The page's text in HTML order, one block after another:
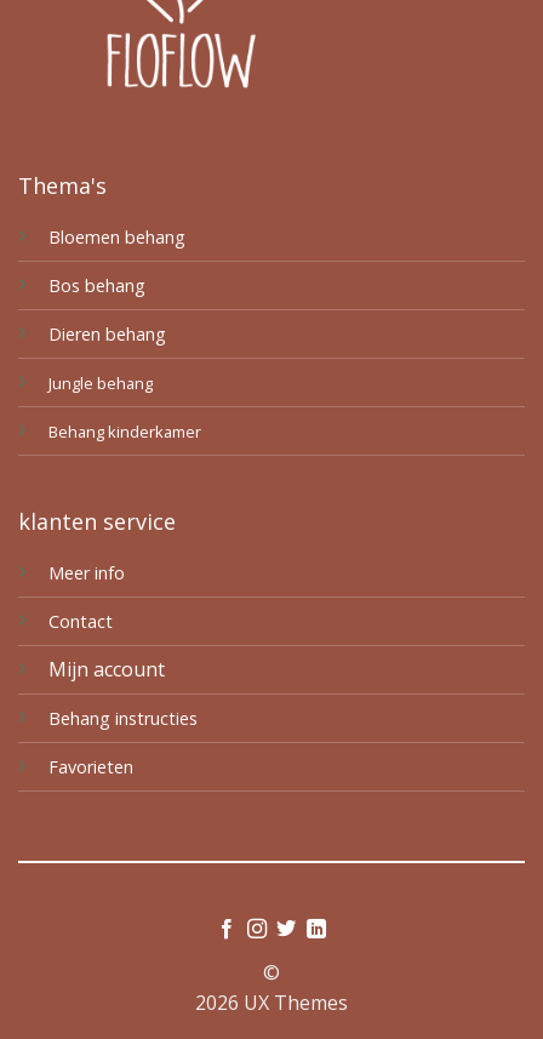
Thema's
Bloemen behang
Bos behang
Dieren behang
Jungle behang
Behang kinderkamer
klanten service
Meer info
Contact
Mijn account
Behang instructies
Favorieten
©
2026 UX Themes